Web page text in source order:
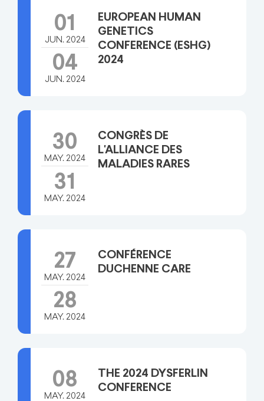
01
JUN. 2024
04
JUN. 2024
EUROPEAN HUMAN
GENETICS
CONFERENCE (ESHG)
2024
30
MAY. 2024
31
MAY. 2024
CONGRÈS DE
L'ALLIANCE DES
MALADIES RARES
27
MAY. 2024
28
MAY. 2024
CONFÉRENCE
DUCHENNE CARE
08
MAY. 2024
THE 2024 DYSFERLIN
CONFERENCE